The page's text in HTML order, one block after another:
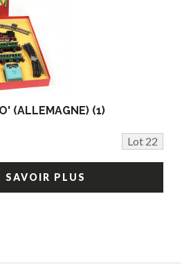
(ALLEMAGNE) (1)
Lot 22
SAVOIR PLUS